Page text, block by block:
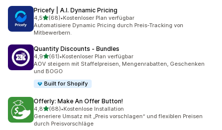
Pricefy | A.I. Dynamic Pricing
4,5von 5 Sternen
(68)
68 Rezensionen insgesamt
•Kostenloser Plan verfügbar
Automatisiere Dynamic Pricing durch Preis-Tracking von
Mitbewerbern.
Quantity Discounts ‑ Bundles
4,9von 5 Sternen
(61)
61 Rezensionen insgesamt
•Kostenloser Plan verfügbar
AOV steigern mit Staffelpreisen, Mengenrabatten, Geschenken
und BOGO
Built for Shopify
Offerly: Make An Offer Button!
4,8von 5 Sternen
(68)
68 Rezensionen insgesamt
•Kostenlose Installation
Generiere Umsatz mit „Preis vorschlagen“ und flexiblen Preisen
durch Preisvorschläge